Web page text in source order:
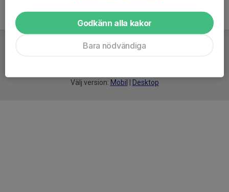
Välj version: Mobil Desktop
Godkänn alla kakor
Bara nödvändiga